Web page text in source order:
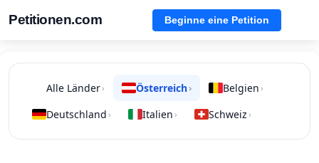
Petitionen.com Beginne eine Petition
Alle Länder› Österreich› Belgien ›
Deutschland › Italien › Schweiz ›